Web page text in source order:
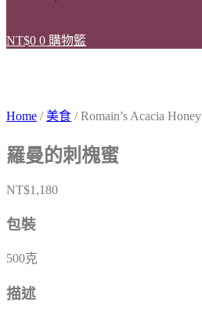
NT$0 0 購物籃
Home /美食 / Romain’s Acacia Honey
羅曼的刺槐蜜
NT$1,180
包裝
500克
描述